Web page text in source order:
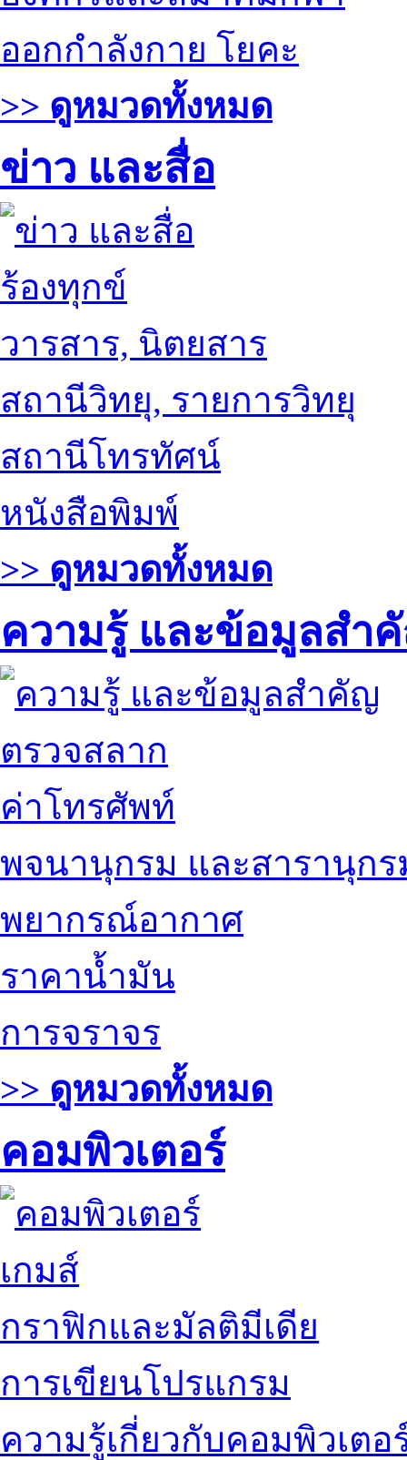
ออกกำลังกาย โยคะ
>> ดูหมวดทั้งหมด
ข่าว และสื่อ
ร้องทุกข์
วารสาร, นิตยสาร
สถานีวิทยุ, รายการวิทยุ
สถานีโทรทัศน์
หนังสือพิมพ์
>> ดูหมวดทั้งหมด
ความรู้ และข้อมูลสำ
ตรวจสลาก
ค่าโทรศัพท์
พจนานุกรม และสารานุกร
พยากรณ์อากาศ
ราคาน้ำมัน
การจราจร
>> ดูหมวดทั้งหมด
คอมพิวเตอร์
เกมส์
กราฟิกและมัลติมีเดีย
การเขียนโปรแกรม
ความรู้เกี่ยวกับคอมพิวเตอ